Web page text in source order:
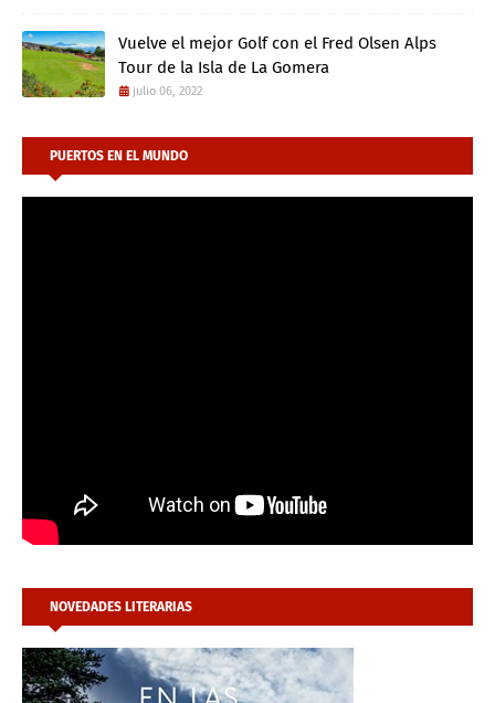
Vuelve el mejor Golf con el Fred Olsen Alps
Tour de la Isla de La Gomera
julio 06, 2022
PUERTOS EN EL MUNDO
NOVEDADES LITERARIAS